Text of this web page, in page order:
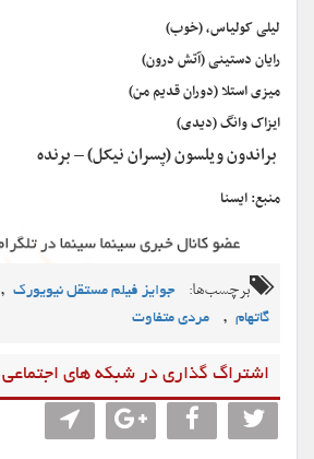
لیلی کولیاس، (خوب)
رایان دستینی (آتش درون)
میزی استلا (دوران قدیم من)
ایزاک وانگ (دیدی)
براندون ویلسون (پسران نیکل) – برنده
منبع: ایسنا
برچسب‌ها: جوایز فیلم مستقل نیویورک ,
گاتهام , مردی متفاوت
اشتراگ گذاری در شبکه های اجتماعی